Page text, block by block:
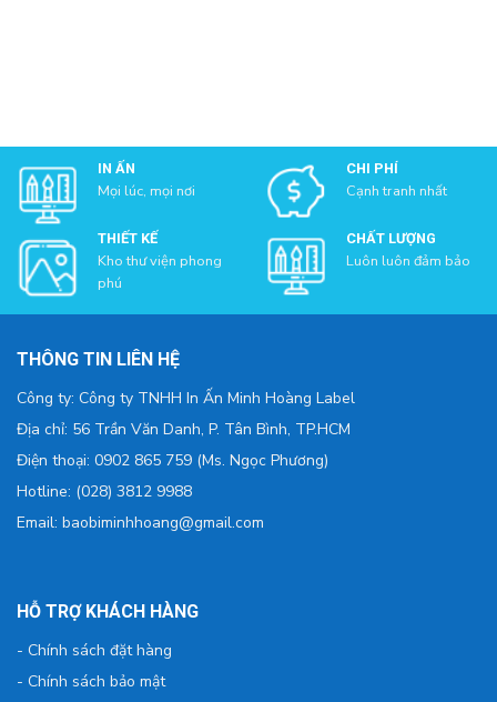
IN ẤN
Mọi lúc, mọi nơi
CHI PHÍ
Cạnh tranh nhất
THIẾT KẾ
Kho thư viện phong
phú
CHẤT LƯỢNG
Luôn luôn đảm bảo
THÔNG TIN LIÊN HỆ
Công ty: Công ty TNHH In Ấn Minh Hoàng Label
Địa chỉ: 56 Trần Văn Danh, P. Tân Bình, TP.HCM
Điện thoại: 0902 865 759 (Ms. Ngọc Phương)
Hotline: (028) 3812 9988
Email: baobiminhhoang@gmail.com
HỖ TRỢ KHÁCH HÀNG
- Chính sách đặt hàng
- Chính sách bảo mật